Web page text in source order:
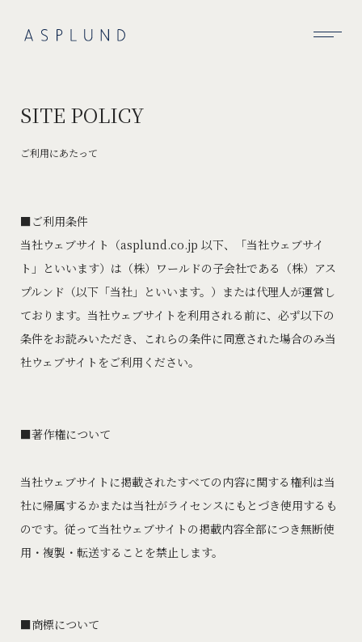
SUSTAINABILITY
CONTACT
SITE POLICY
ご利用にあたって
ご利用条件
当社ウェブサイト（asplund.co.jp 以下、「当社ウェブサイ
ト」といいます）は（株）ワールドの子会社である（株）アス
プルンド（以下「当社」といいます。）または代理人が運営し
ております。当社ウェブサイトを利用される前に、必ず以下の
条件をお読みいただき、これらの条件に同意された場合のみ当
社ウェブサイトをご利用ください。
著作権について
当社ウェブサイトに掲載されたすべての内容に関する権利は当
社に帰属するかまたは当社がライセンスにもとづき使用するも
のです。従って当社ウェブサイトの掲載内容全部につき無断使
用・複製・転送することを禁止します。
商標について